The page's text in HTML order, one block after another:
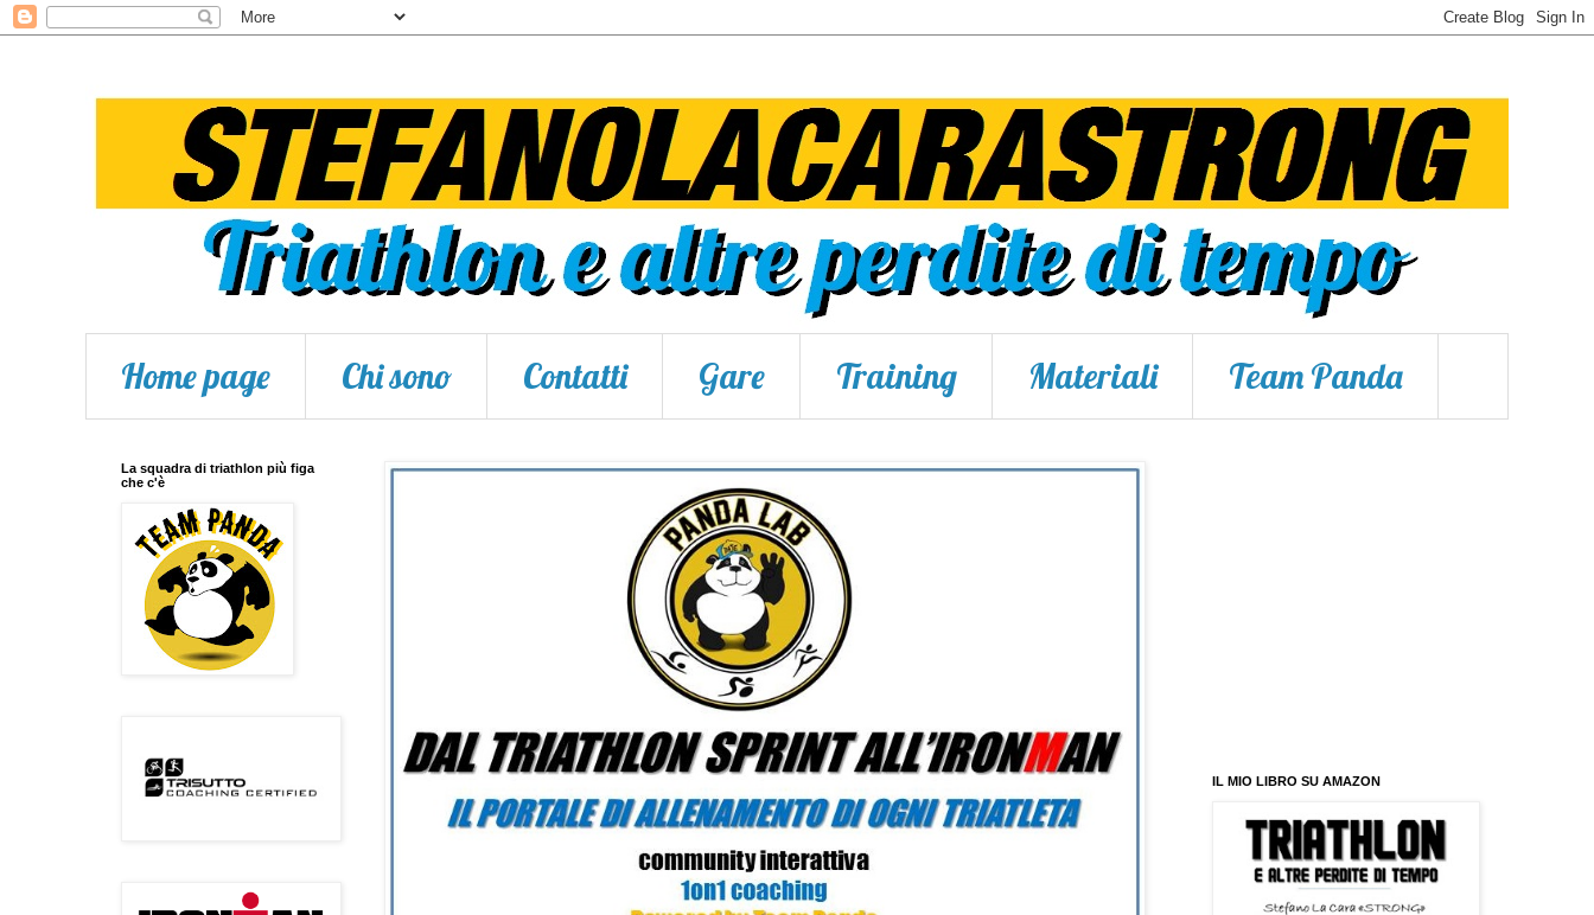
Home page Chi sono Contatti Gare Training Materiali Team Panda
La squadra di triathlon più figa
che c'è
IL MIO LIBRO SU AMAZON